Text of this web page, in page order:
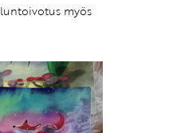
myös